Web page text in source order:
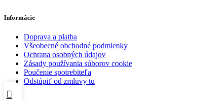
Informácie
Doprava a platba
Všeobecné obchodné podmienky
Ochrana osobných údajov
Zásady používania súborov cookie
Poučenie spotrebiteľa
Odstúpiť od zmluvy tu